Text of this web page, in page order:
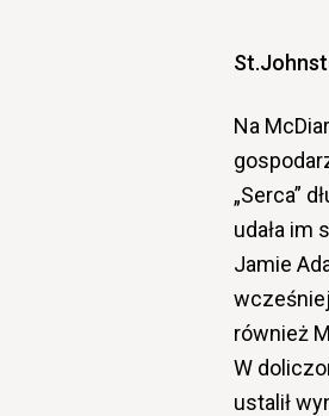
Na
„Serca”
udała im
Jamie
również
W
ustalił